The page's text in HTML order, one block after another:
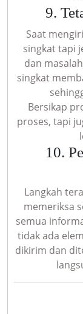
9.
Saat
singkat tapi
dan
singkat
Bersikap
proses, tapi
10.
Langkah
memeriksa
semua
tidak ada
dikirim dan